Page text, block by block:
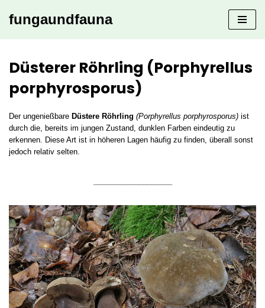
fungaundfauna
Düsterer Röhrling (Porphyrellus
porphyrosporus)
Der ungenießbare Düstere Röhrling (Porphyrellus porphyrosporus) ist
durch die, bereits im jungen Zustand, dunklen Farben eindeutig zu
erkennen. Diese Art ist in höheren Lagen häufig zu finden, überall sonst
jedoch relativ selten.